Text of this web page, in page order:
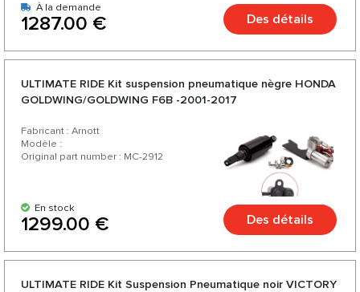
À la demande
1287.00 € Des détails
ULTIMATE RIDE Kit suspension pneumatique nègre HONDA
GOLDWING/GOLDWING F6B -2001-2017
Fabricant : Arnott
Modèle :
Original part number : MC-2912
En stock
1299.00 € Des détails
ULTIMATE RIDE Kit Suspension Pneumatique noir VICTORY